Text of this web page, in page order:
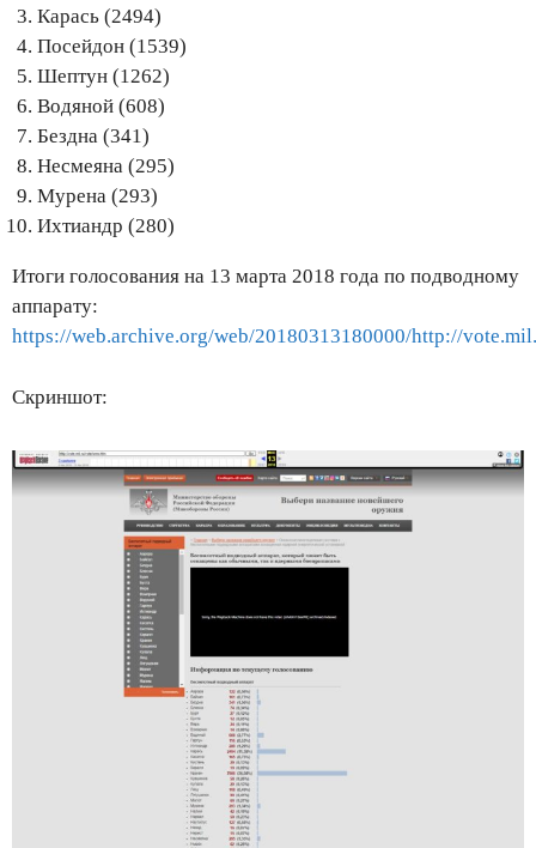
Карась (2494)
Посейдон (1539)
Шептун (1262)
Водяной (608)
Бездна (341)
Несмеяна (295)
Мурена (293)
Ихтиандр (280)
Итоги голосования на 13 марта 2018 года по подводному
аппарату:
https://web.archive.org/web/20180313180000/http://
Скриншот: